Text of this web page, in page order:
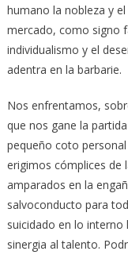
humano la nobleza y
mercado, como signo
individualismo y el
adentra en la barbarie.
Nos enfrentamos,
que nos gane la
pequeño coto
erigimos cómplices de
amparados en la
salvoconducto para
suicidado en lo
sinergia al talento.